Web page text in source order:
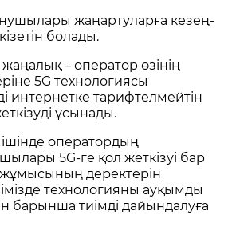
жаңартуларға кезең-
болады.
– оператор өзінің
5G технологиясы
интернетке тарифтелмейтін
ұсынады.
оператордың
5G-ге қол жеткізуі бар
деректерін
технологияны ауқымды
барынша тиімді дайындалуға